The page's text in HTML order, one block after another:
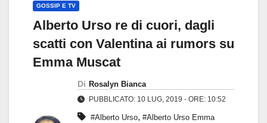
GOSSIP E TV
Alberto Urso re di cuori, dagli
scatti con Valentina ai rumors su
Emma Muscat
Di Rosalyn Bianca
PUBBLICATO: 10 LUG, 2019 - ORE: 10:52
#Alberto Urso, #Alberto Urso Emma